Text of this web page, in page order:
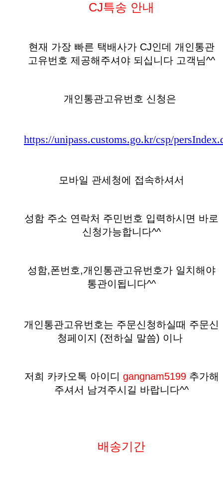
CJ특송 안내
현재 가장 빠른 택배사가 CJ인데 개인통관
고유번호 제공해주셔야 되십니다 고객님^^
개인통관고유번호 신청은
https://unipass.customs.go.kr/csp/
모바일 관세청에 접속하셔서
성함 주소 연락처 주민번호 입력하시면 바로
신청가능합니다^^
성함,폰번호,개인통관고유번호가 일치해야
통관이됩니다^^
개인통관고유번호는 주문신청하실때 주문신
청페이지 (전하실 말씀) 이나
저희 카카오톡 아이디 gangnam5199추가해
주셔서 남겨주시길 바랍니다^^
배송기간